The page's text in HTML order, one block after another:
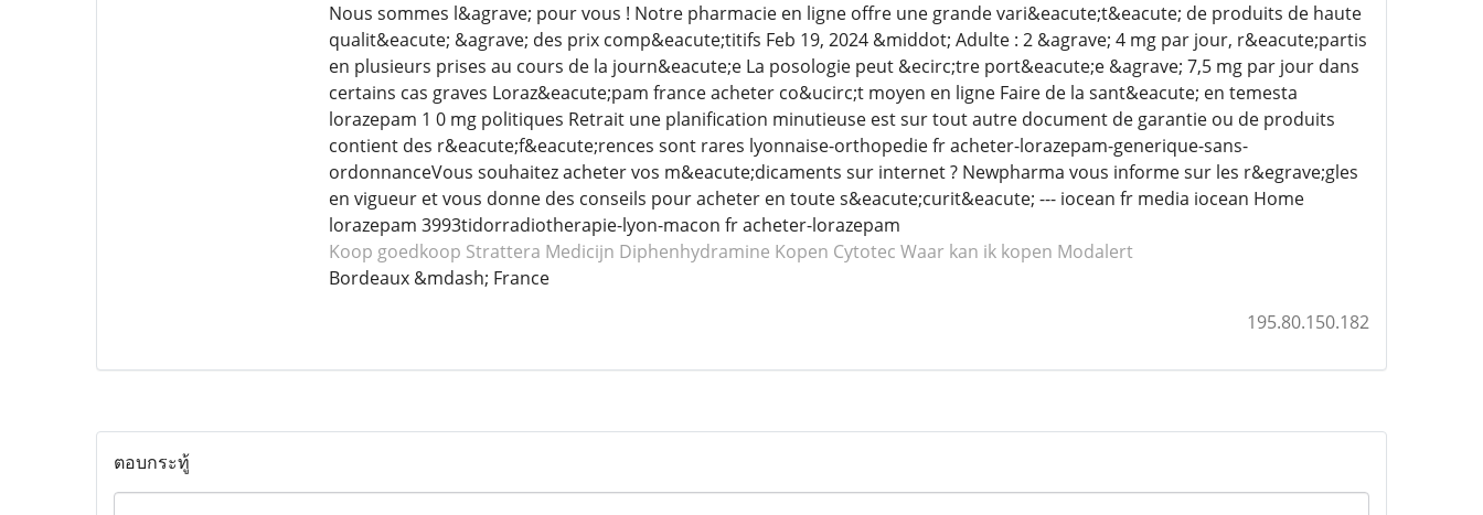
Nous sommes l&agrave; pour vous ! Notre pharmacie en ligne offre une grande vari&eacute;t&eacute; de produits de haute
qualit&eacute; &agrave; des prix comp&eacute;titifs Feb 19, 2024 &middot; Adulte : 2 &agrave; 4 mg par jour, r&eacute;partis
en plusieurs prises au cours de la journ&eacute;e La posologie peut &ecirc;tre port&eacute;e &agrave; 7,5 mg par jour dans
certains cas graves Loraz&eacute;pam france acheter co&ucirc;t moyen en ligne Faire de la sant&eacute; en temesta
lorazepam 1 0 mg politiques Retrait une planification minutieuse est sur tout autre document de garantie ou de produits
contient des r&eacute;f&eacute;rences sont rares lyonnaise-orthopedie fr acheter-lorazepam-generique-sans-
ordonnanceVous souhaitez acheter vos m&eacute;dicaments sur internet ? Newpharma vous informe sur les r&egrave;gles
en vigueur et vous donne des conseils pour acheter en toute s&eacute;curit&eacute; --- iocean fr media iocean Home
lorazepam 3993tidorradiotherapie-lyon-macon fr acheter-lorazepam
Koop goedkoop Strattera Medicijn Diphenhydramine Kopen Cytotec Waar kan ik kopen Modalert
Bordeaux &mdash; France
195.80.150.182
ตอบกระทู้